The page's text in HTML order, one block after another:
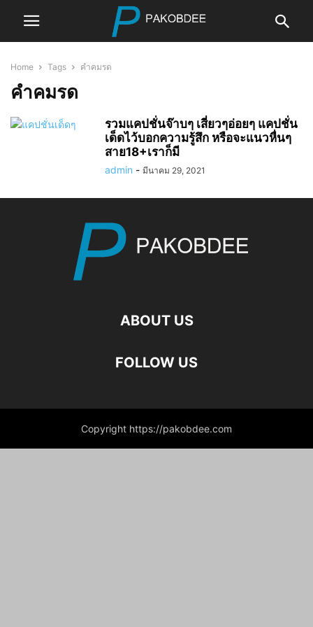
Home Tags คำคมรด
คำคมรด
รวมแคปชั่นจ๊าบๆ เสี่ยวๆอ่อยๆ แคปชั่น
เด็ดไว้บอกความรู้สึก หรือจะแนวหื่นๆ
สาย18+เราก็มี
admin - มีนาคม 29, 2021
ABOUT US
FOLLOW US
Copyright https://pakobdee.com